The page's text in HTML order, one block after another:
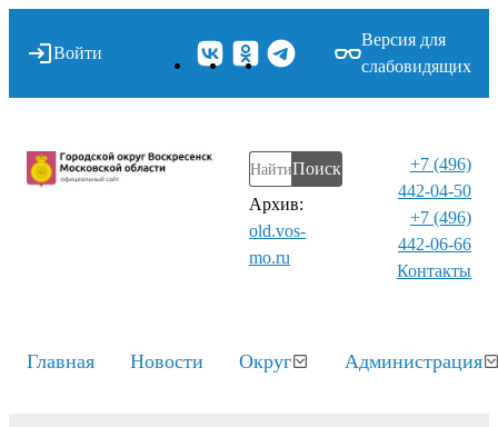
Войти
Версия для
слабовидящих
Поиск
Архив:
old.vos-
mo.ru
+7 (496)
442-04-50
+7 (496)
442-06-66
Контакты⁠
Главная Новости Округ Администрация